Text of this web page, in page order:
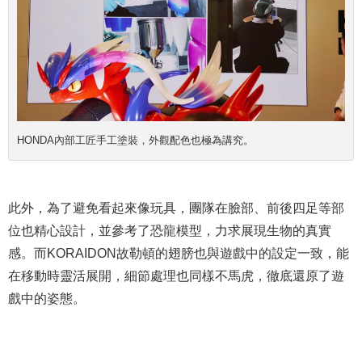
HONDA內部工匠手工塗裝，外觀配色也極為講究。
此外，為了避免看起來像玩具，團隊在臉部、前後四足等部
位也精心設計， 並參考了恐龍模型，力求展現生物的真實
感。而KORAIDON故勒頓的翅膀也與遊戲中的設定一致，能
在移動時靈活展開，細節處理也同樣不馬虎，徹底還原了遊
戲中的姿態。